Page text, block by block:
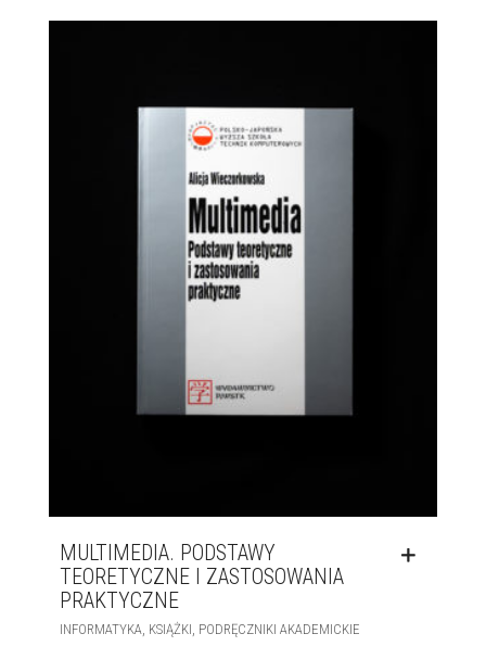
MULTIMEDIA. PODSTAWY
TEORETYCZNE I ZASTOSOWANIA
PRAKTYCZNE
INFORMATYKA, KSIĄŻKI, PODRĘCZNIKI AKADEMICKIE